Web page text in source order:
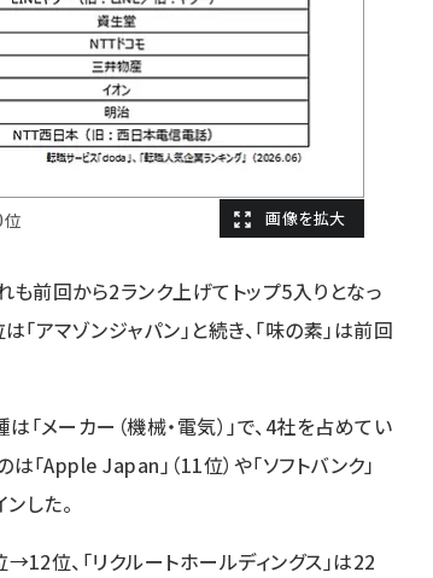
れも前回から2ランク上げてトップ5入りとなっ
「アマゾンジャパン」と続き、「味の素」は前回
「メーカー（機械・電気）」で、4社を占めてい
「Apple Japan」（11位）や「ソフトバンク」
した。
位、「リクルートホールディングス」は22